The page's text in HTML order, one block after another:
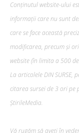
Conținutul website-ului
informații care nu sunt
care se face această
modificarea, precum şi
website (în limita a 500
La articolele DIN
citarea sursei de 3 ori pe
ȘtirileMedia.
Vă rugăm să aveți în